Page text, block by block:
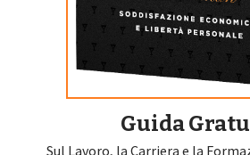
Guida
Sul Lavoro, la Carriera e la